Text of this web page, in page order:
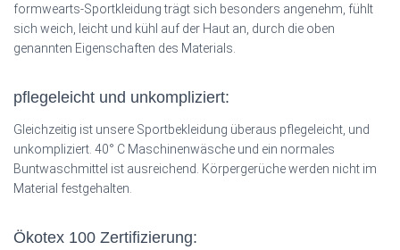
formwearts-Sportkleidung trägt sich besonders angenehm, fühlt
sich weich, leicht und kühl auf der Haut an, durch die oben
genannten Eigenschaften des Materials.
pflegeleicht und unkompliziert:
Gleichzeitig ist unsere Sportbekleidung überaus pflegeleicht, und
unkompliziert. 40° C Maschinenwäsche und ein normales
Buntwaschmittel ist ausreichend. Körpergerüche werden nicht im
Material festgehalten.
Ökotex 100 Zertifizierung: